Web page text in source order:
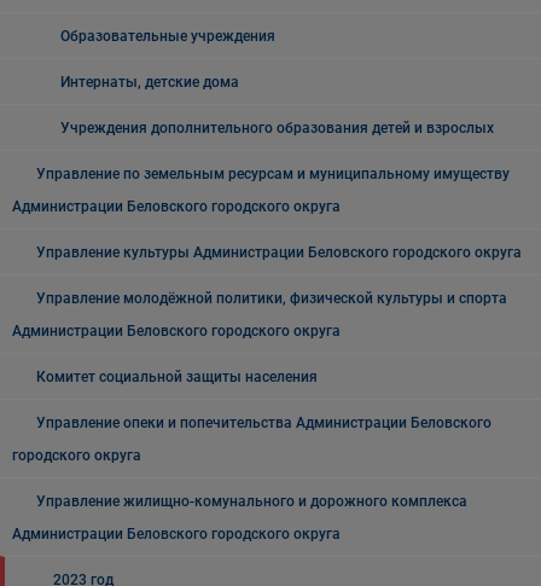
Образовательные учреждения
Интернаты, детские дома
Учреждения дополнительного образования детей и взрослых
Управление по земельным ресурсам и муниципальному имуществу
Администрации Беловского городского округа
Управление культуры Администрации Беловского городского округа
Управление молодёжной политики, физической культуры и спорта
Администрации Беловского городского округа
Комитет социальной защиты населения
Управление опеки и попечительства Администрации Беловского
городского округа
Управление жилищно-комунального и дорожного комплекса
Администрации Беловского городского округа
2023 год